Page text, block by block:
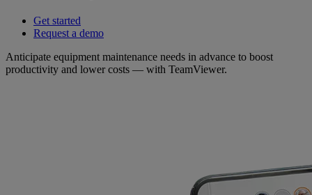
Get started
Request a demo
Anticipate equipment maintenance needs in advance to boost
productivity and lower costs — with TeamViewer.